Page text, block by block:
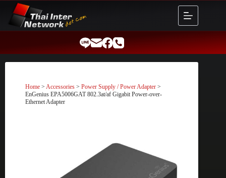
content
Home > Accessories > Power Supply / Power Adapter >
EnGenius EPA5006GAT 802.3at/af Gigabit Power-over-
Ethernet Adapter